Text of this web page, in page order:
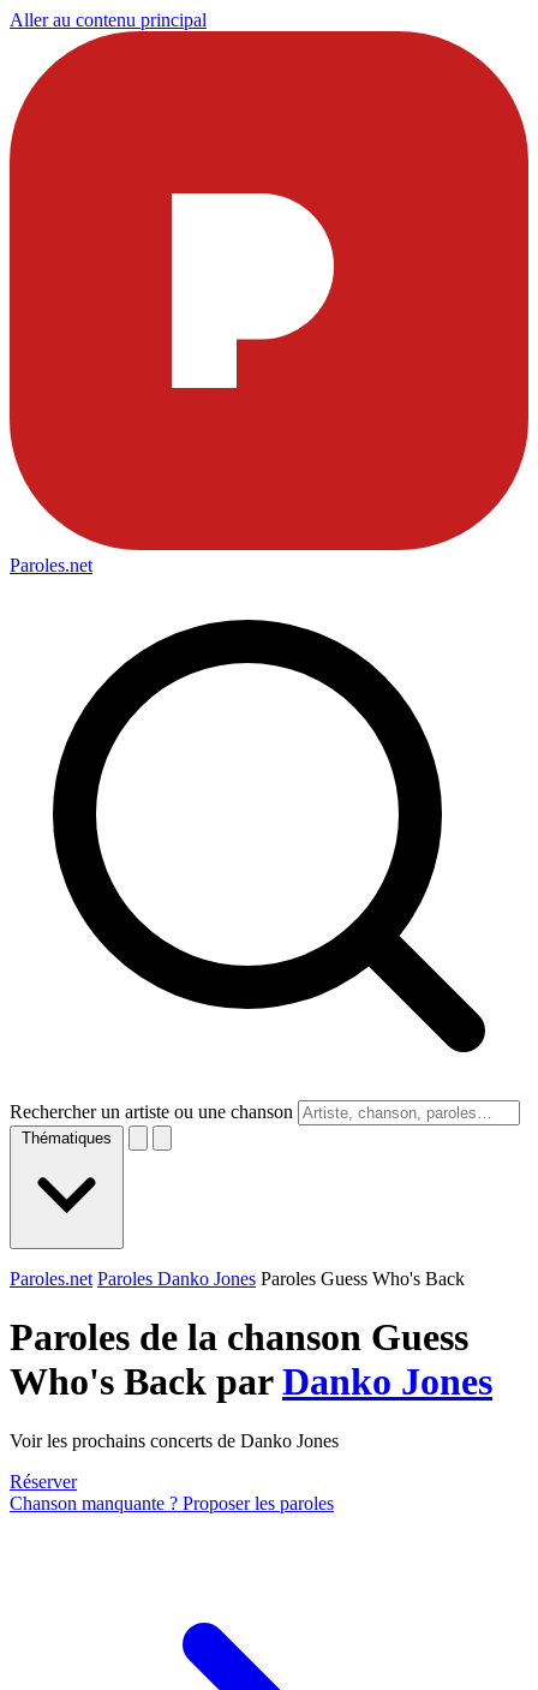
Aller au contenu principal
Paroles.net
Rechercher un artiste ou une chanson
Thématiques
Paroles.net Paroles Danko Jones Paroles Guess Who's Back
Paroles de la chanson Guess
Who's Back parDanko Jones
Voir les prochains concerts de Danko Jones
Réserver
Chanson manquante ? Proposer les paroles